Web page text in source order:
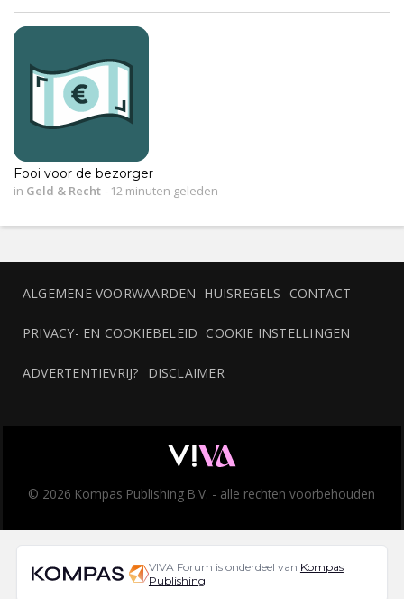
Fooi voor de bezorger
in Geld & Recht- 12 minuten geleden
ALGEMENE VOORWAARDEN HUISREGELS CONTACT
PRIVACY- EN COOKIEBELEID COOKIE INSTELLINGEN
ADVERTENTIEVRIJ? DISCLAIMER
© 2026 Kompas Publishing B.V. - alle rechten voorbehouden
VIVA Forum is onderdeel van Kompas
Publishing